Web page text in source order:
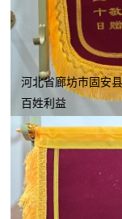
河北省廊坊市固安
百姓利益